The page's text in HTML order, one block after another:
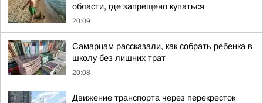
области, где запрещено купаться
20:09
Самарцам рассказали, как собрать ребенка в
школу без лишних трат
20:08
Движение транспорта через перекресток